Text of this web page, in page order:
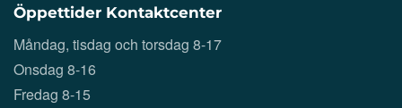
Öppettider Kontaktcenter
Måndag, tisdag och torsdag 8-17
Onsdag 8-16
Fredag 8-15